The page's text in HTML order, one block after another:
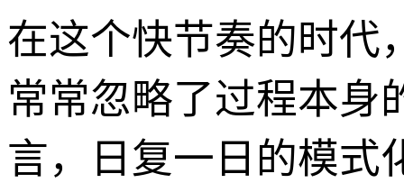
在这个快节奏的时代
常常忽略了过程本身
言，日复一日的模式